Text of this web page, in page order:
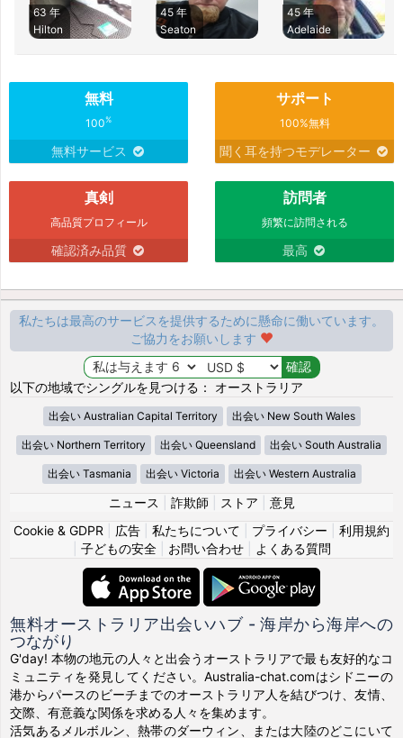
63 年
Hilton
45 年
Seaton
45 年
Adelaide
無料
100%
無料サービス
サポート
100%無料
聞く耳を持つモデレーター
真剣
高品質プロフィール
確認済み品質
訪問者
頻繁に訪問される
最高
私たちは最高のサービスを提供するために懸命に働いています。
ご協力をお願いします
以下の地域でシングルを見つける： オーストラリア
出会い Australian Capital Territory 出会い New South Wales
出会い Northern Territory 出会い Queensland 出会い South Australia
出会い Tasmania 出会い Victoria 出会い Western Australia
ニュース 詐欺師 ストア
意見
Cookie & GDPR
広告 私たちについて プライバシー
利用規約
子どもの安全| お問い合わせ| よくある質問
無料オーストラリア出会いハブ - 海岸から海岸への
つながり
G'day! 本物の地元の人々と出会うオーストラリアで最も友好的なコ
ミュニティを発見してください。Australia-chat.comはシドニーの
港からパースのビーチまでのオーストラリア人を結びつけ、友情、
交際、有意義な関係を求める人々を集めます。
活気あるメルボルン、熱帯のダーウィン、または大陸のどこにいて